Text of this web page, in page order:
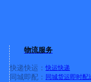
物流服务
快递快运： 快运快递
同城即配： 同城货运即时配
无棣县
区 无棣
府驻地